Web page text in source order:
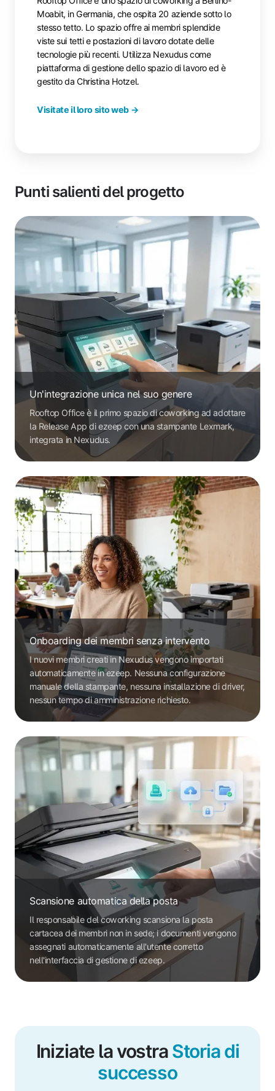
Moabit, in Germania, che ospita 20 aziende sotto lo
stesso tetto. Lo spazio offre ai membri splendide
viste sui tetti e postazioni di lavoro dotate delle
tecnologie più recenti. Utilizza Nexudus come
piattaforma di gestione dello spazio di lavoro ed è
gestito da Christina Hotzel.
Visitate il loro sito web →
Punti salienti del progetto
Un'integrazione unica nel suo genere
Rooftop Office è il primo spazio di coworking ad adottare
la Release App di ezeep con una stampante Lexmark,
integrata in Nexudus.
Onboarding dei membri senza intervento
I nuovi membri creati in Nexudus vengono importati
automaticamente in ezeep. Nessuna configurazione
manuale della stampante, nessuna installazione di driver,
nessun tempo di amministrazione richiesto.
Scansione automatica della posta
Il responsabile del coworking scansiona la posta
cartacea dei membri non in sede; i documenti vengono
assegnati automaticamente all'utente corretto
nell'interfaccia di gestione di ezeep.
Iniziate la vostraStoria di
successo